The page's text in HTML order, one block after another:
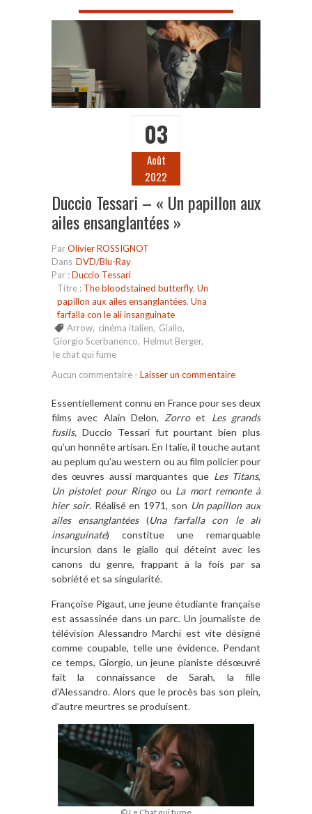
03
Août
2022
Duccio Tessari – « Un papillon aux
ailes ensanglantées »
ParOlivier ROSSIGNOT
Dans DVD/Blu-Ray
Par :Duccio Tessari
Titre : The bloodstained butterfly, Un
papillon aux ailes ensanglantées, Una
farfalla con le ali insanguinate
Arrow, cinéma italien, Giallo,
Giorgio Scerbanenco, Helmut Berger,
le chat qui fume
Aucun commentaire - Laisser un commentaire
Essentiellement connu en France pour ses deux
films avec Alain Delon, Zorroet Les grands
fusils, Duccio Tessari fut pourtant bien plus
qu’un honnête artisan. En Italie, il touche autant
au peplum qu’au western ou au film policier pour
des œuvres aussi marquantes que Les Titans,
Un pistolet pour Ringoou La mort remonte à
hier soir. Réalisé en 1971, son Un papillon aux
ailes ensanglantées(Una farfalla con le ali
insanguinate) constitue une remarquable
incursion dans le giallo qui déteint avec les
canons du genre, frappant à la fois par sa
sobriété et sa singularité.
Françoise Pigaut, une jeune étudiante française
est assassinée dans un parc. Un journaliste de
télévision Alessandro Marchi est vite désigné
comme coupable, telle une évidence. Pendant
ce temps, Giorgio, un jeune pianiste désœuvré
fait la connaissance de Sarah, la fille
d’Alessandro. Alors que le procès bas son plein,
d’autre meurtres se produisent.